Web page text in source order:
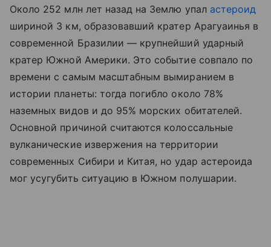
Около 252 млн лет назад на Землю упал астероид
шириной 3 км, образовавший кратер Арагуаинья в
современной Бразилии — крупнейший ударный
кратер Южной Америки. Это событие совпало по
времени с самым масштабным вымиранием в
истории планеты: тогда погибло около 78%
наземных видов и до 95% морских обитателей.
Основной причиной считаются колоссальные
вулканические извержения на территории
современных Сибири и Китая, но удар астероида
мог усугубить ситуацию в Южном полушарии.